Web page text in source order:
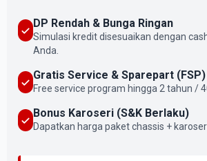
DP Rendah & Bunga Ringan
Simulasi kredit disesuaikan dengan
Anda.
Gratis Service & Sparepart (FSP)
Free service program hingga 2 tahun /
Bonus Karoseri (S&K Berlaku)
Dapatkan harga paket chassis +